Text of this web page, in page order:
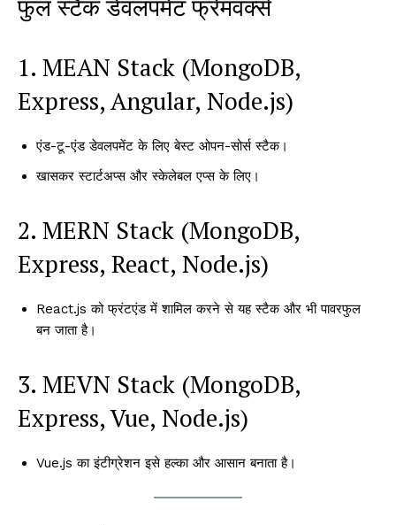
फुल स्टैक डेवलपमेंट फ्रेमवर्क्स
1. MEAN Stack (MongoDB,
Express, Angular, Node.js)
एंड-टू-एंड डेवलपमेंट के लिए बेस्ट ओपन-सोर्स स्टैक।
खासकर स्टार्टअप्स और स्केलेबल एप्स के लिए।
2. MERN Stack (MongoDB,
Express, React, Node.js)
React.js को फ्रंटएंड में शामिल करने से यह स्टैक और भी पावरफुल
बन जाता है।
3. MEVN Stack (MongoDB,
Express, Vue, Node.js)
Vue.js का इंटीग्रेशन इसे हल्का और आसान बनाता है।